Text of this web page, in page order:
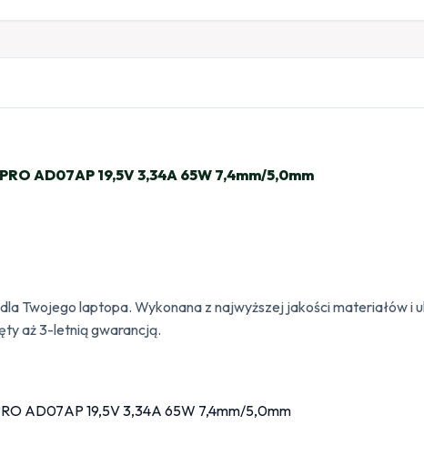
AD07AP 19,5V 3,34A 65W 7,4mm/5,0mm
Twojego laptopa. Wykonana z najwyższej jakości materiałów i
aż 3-letnią gwarancją.